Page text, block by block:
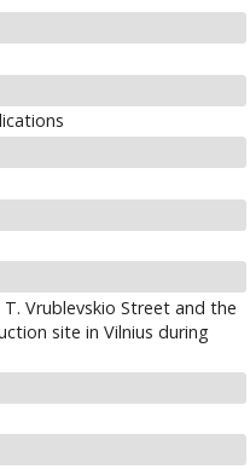
Vrublevskio Street and the
site in Vilnius during